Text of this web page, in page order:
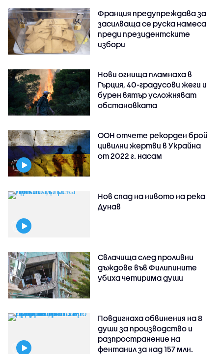
Франция предупреждава за
засилваща се руска намеса
преди президентските
избори
Нови огнища пламнаха в
Гърция, 40-градусови жеги и
бурен вятър усложняват
обстановката
ООН отчете рекорден брой
цивилни жертви в Украйна
от 2022 г. насам
Нов спад на нивото на река
Дунав
Свлачища след проливни
дъждове във Филипините
убиха четирима души
Повдигнаха обвинения на 8
души за производство и
разпространение на
фентанил за над 157 млн.